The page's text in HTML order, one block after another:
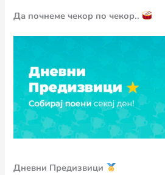
Да почнеме чекор по чекор..
Дневни Предизвици